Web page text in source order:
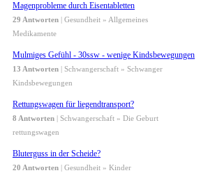
Magenprobleme durch Eisentabletten
29 Antworten | Gesundheit » Allgemeines
Medikamente
Mulmiges Gefühl - 30ssw - wenige Kindsbewegungen
13 Antworten | Schwangerschaft » Schwanger
Kindsbewegungen
Rettungswagen für liegendtransport?
8 Antworten | Schwangerschaft » Die Geburt
rettungswagen
Bluterguss in der Scheide?
20 Antworten | Gesundheit » Kinder